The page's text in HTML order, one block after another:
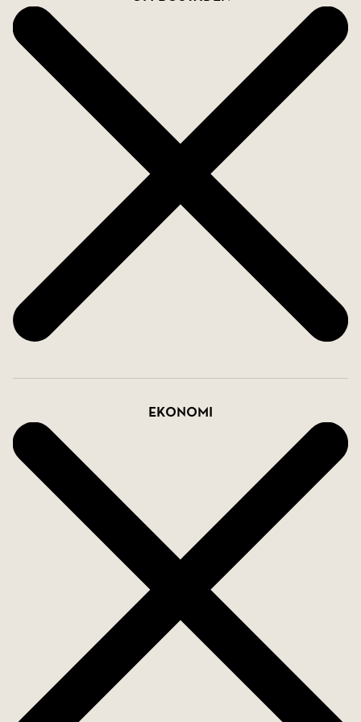
Ett stenkast bort hittar du trivsamma
Stenebergsparken där både lekpark, minigolf och
skridskobana på vintern finns. En kort promenad
bort hittar du nybyggda statsdelen Godisfabriken
som erbjuder både matbutik, saluhall och
restauranger.
KONTAKTA ANSVARIG MÄKLARE FÖR MER
INFORMATION/VISNING.
Välkommen hem!
Ekonomi